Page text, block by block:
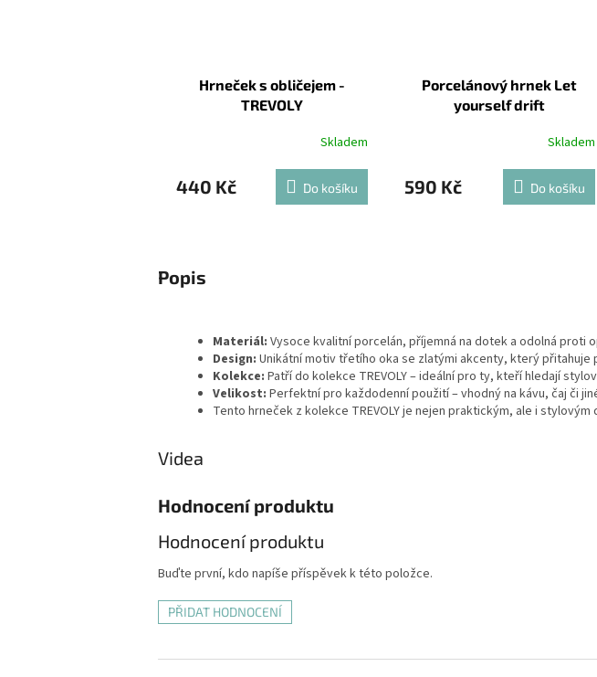
Hrneček s obličejem -
TREVOLY
Skladem
440 Kč Do košíku
Porcelánový hrnek Let
yourself drift
Skladem
590 Kč Do košíku
Popis
Materiál: Vysoce kvalitní porcelán, příjemná na dotek a odolná proti
Design: Unikátní motiv třetího oka se zlatými akcenty, který
Kolekce: Patří do kolekce TREVOLY – ideální pro ty, kteří hledají
Velikost: Perfektní pro každodenní použití – vhodný na kávu, čaj či
Tento hrneček z kolekce TREVOLY je nejen praktickým, ale i
Videa
Hodnocení produktu
Hodnocení produktu
Buďte první, kdo napíše příspěvek k této položce.
PŘIDAT HODNOCENÍ